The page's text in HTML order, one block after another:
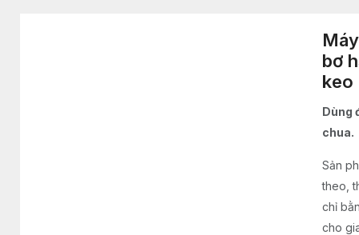
bơ
keo
Dùng
chua.
Sản
theo,
chỉ
cho